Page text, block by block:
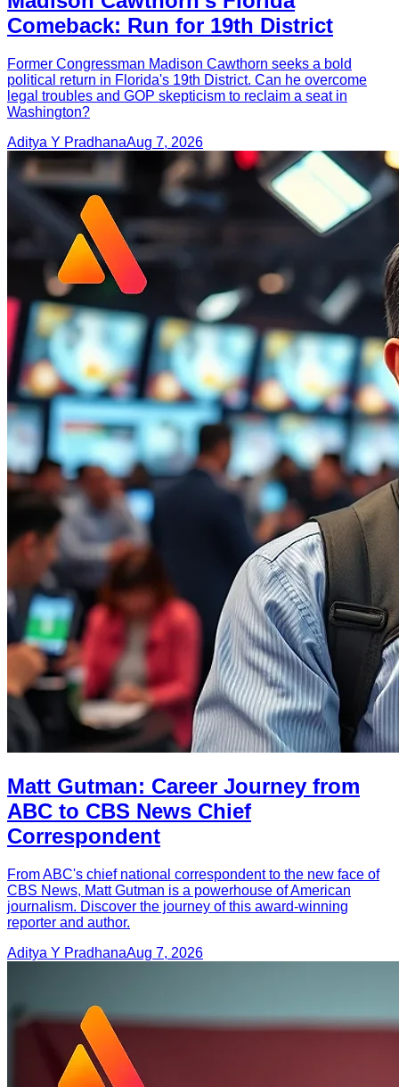
Comeback: Run for 19th District
Former Congressman Madison Cawthorn seeks a bold
political return in Florida's 19th District. Can he overcome
legal troubles and GOP skepticism to reclaim a seat in
Washington?
Aditya Y PradhanaAug 7, 2026
Matt Gutman: Career Journey from
ABC to CBS News Chief
Correspondent
From ABC's chief national correspondent to the new face of
CBS News, Matt Gutman is a powerhouse of American
journalism. Discover the journey of this award-winning
reporter and author.
Aditya Y PradhanaAug 7, 2026